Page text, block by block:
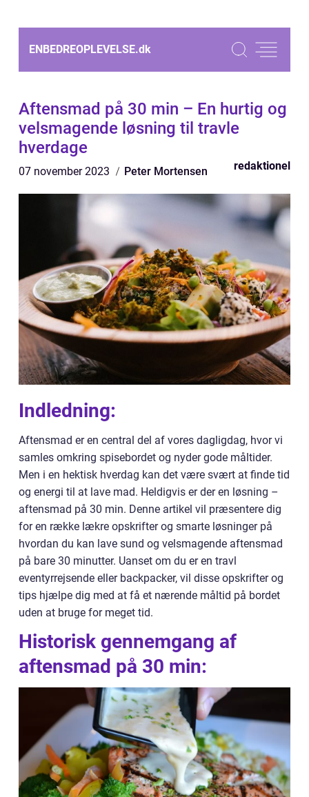
ENBEDREOPLEVELSE.dk
Aftensmad på 30 min – En hurtig og
velsmagende løsning til travle
hverdage
07 november 2023 Peter Mortensen redaktionel
Indledning:
Aftensmad er en central del af vores dagligdag, hvor vi
samles omkring spisebordet og nyder gode måltider.
Men i en hektisk hverdag kan det være svært at finde tid
og energi til at lave mad. Heldigvis er der en løsning –
aftensmad på 30 min. Denne artikel vil præsentere dig
for en række lækre opskrifter og smarte løsninger på
hvordan du kan lave sund og velsmagende aftensmad
på bare 30 minutter. Uanset om du er en travl
eventyrrejsende eller backpacker, vil disse opskrifter og
tips hjælpe dig med at få et nærende måltid på bordet
uden at bruge for meget tid.
Historisk gennemgang af
aftensmad på 30 min: